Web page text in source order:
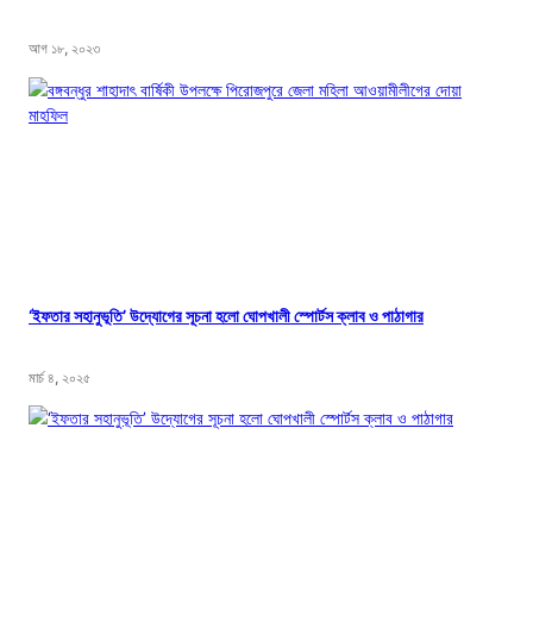
আগ ১৮, ২০২৩
‘ইফতার সহানুভূতি’ উদ্যোগের সূচনা হলো ঘোপখালী স্পোর্টস ক্লাব ও পাঠাগার
মার্চ ৪, ২০২৫